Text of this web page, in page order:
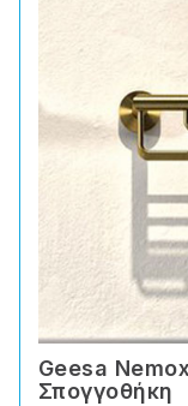
Geesa
Σπογγοθήκη